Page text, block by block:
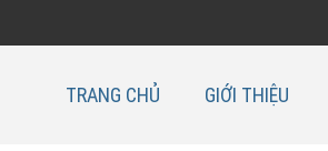
TRANG CHỦ GIỚI THIỆU